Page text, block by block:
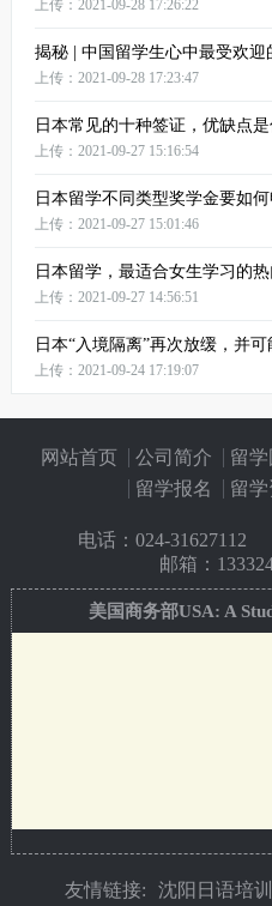
上传：2021-09-28 17:26:22
揭秘 | 中国留学生心中最受欢迎
上传：2021-09-28 17:23:47
日本常见的十种签证，优缺点是
上传：2021-09-27 15:16:54
日本留学不同类型奖学金要如
上传：2021-09-27 15:01:46
日本留学，最适合女生学习的
上传：2021-09-27 14:56:51
日本“入境隔离”再次放缓，并可
上传：2021-09-24 17:19:07
网站首页 公司简介 留
留学报名
留
电话： 024-31627112
邮箱：
美国商务部USA: A
友情链接: 沈阳日语培训